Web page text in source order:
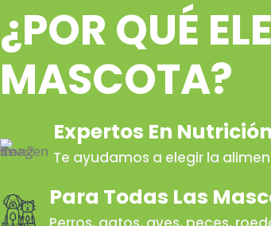
¿POR QUÉ
MASCOTA?
Expertos En Nutrición
Te ayudamos a elegir la
Para Todas Las